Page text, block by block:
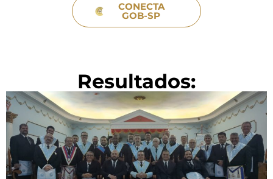
CONECTA
GOB-SP
Resultados: